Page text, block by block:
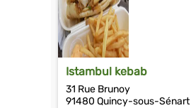
Istambul kebab
31 Rue Brunoy
91480 Quincy-sous-Sénart